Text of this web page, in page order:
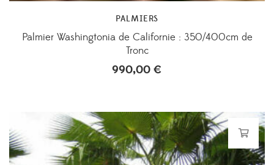
PALMIERS
Palmier Washingtonia de Californie : 350/400cm de
Tronc
990,00 €